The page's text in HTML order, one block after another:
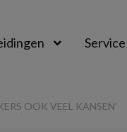
Service
OOK VEEL KANSEN'